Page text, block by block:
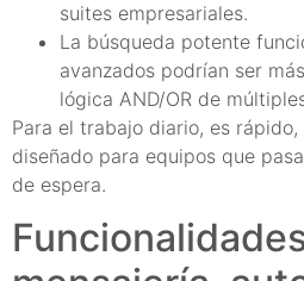
suites empresariales.
La búsqueda potente
avanzados podrían ser
lógica AND/OR de
Para el trabajo diario, es
diseñado para equipos que
de espera.